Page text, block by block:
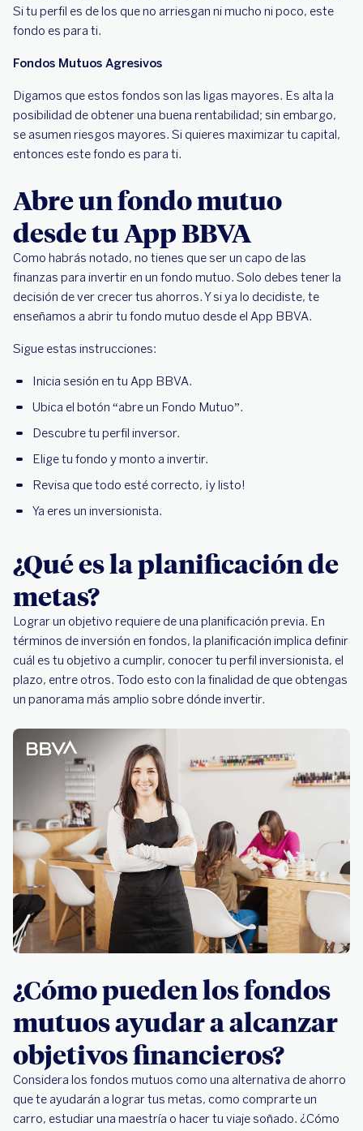
Si tu perfil es de los que no arriesgan ni mucho ni poco, este
fondo es para ti.
Fondos Mutuos Agresivos
Digamos que estos fondos son las ligas mayores. Es alta la
posibilidad de obtener una buena rentabilidad; sin embargo,
se asumen riesgos mayores. Si quieres maximizar tu capital,
entonces este fondo es para ti.
Abre un fondo mutuo
desde tu App BBVA
Como habrás notado, no tienes que ser un capo de las
finanzas para invertir en un fondo mutuo. Solo debes tener la
decisión de ver crecer tus ahorros. Y si ya lo decidiste, te
enseñamos a abrir tu fondo mutuo desde el App BBVA.
Sigue estas instrucciones:
Inicia sesión en tu App BBVA.
Ubica el botón “abre un Fondo Mutuo”.
Descubre tu perfil inversor.
Elige tu fondo y monto a invertir.
Revisa que todo esté correcto, ¡y listo!
Ya eres un inversionista.
¿Qué es la planificación de
metas?
Lograr un objetivo requiere de una planificación previa. En
términos de inversión en fondos, la planificación implica definir
cuál es tu objetivo a cumplir, conocer tu perfil inversionista, el
plazo, entre otros. Todo esto con la finalidad de que obtengas
un panorama más amplio sobre dónde invertir.
¿Cómo pueden los fondos
mutuos ayudar a alcanzar
objetivos financieros?
Considera los fondos mutuos como una alternativa de ahorro
que te ayudarán a lograr tus metas, como comprarte un
carro, estudiar una maestría o hacer tu viaje soñado. ¿Cómo